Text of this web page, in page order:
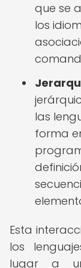
que se
los
las
forma
Esta
los
lugar a